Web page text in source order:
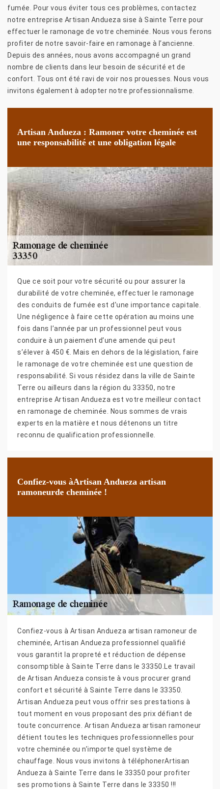
fumée. Pour vous éviter tous ces problèmes, contactez
notre entreprise Artisan Andueza sise à Sainte Terre pour
effectuer le ramonage de votre cheminée. Nous vous ferons
profiter de notre savoir-faire en ramonage à l’ancienne.
Depuis des années, nous avons accompagné un grand
nombre de clients dans leur besoin de sécurité et de
confort. Tous ont été ravi de voir nos prouesses. Nous vous
invitons également à adopter notre professionnalisme.
Artisan Andueza : Ramoner votre cheminée est
une responsabilité et une obligation légale
Que ce soit pour votre sécurité ou pour assurer la
durabilité de votre cheminée, effectuer le ramonage
des conduits de fumée est d’une importance capitale.
Une négligence à faire cette opération au moins une
fois dans l’année par un professionnel peut vous
conduire à un paiement d’une amende qui peut
s’élever à 450 €. Mais en dehors de la législation, faire
le ramonage de votre cheminée est une question de
responsabilité. Si vous résidez dans la ville de Sainte
Terre ou ailleurs dans la région du 33350, notre
entreprise Artisan Andueza est votre meilleur contact
en ramonage de cheminée. Nous sommes de vrais
experts en la matière et nous détenons un titre
reconnu de qualification professionnelle.
Confiez-vous àArtisan Andueza artisan
ramoneurde cheminée !
Confiez-vous à Artisan Andueza artisan ramoneur de
cheminée, Artisan Andueza professionnel qualifié
vous garantit la propreté et réduction de dépense
consomptible à Sainte Terre dans le 33350.Le travail
de Artisan Andueza consiste à vous procurer grand
confort et sécurité à Sainte Terre dans le 33350.
Artisan Andueza peut vous offrir ses prestations à
tout moment en vous proposant des prix défiant de
toute concurrence. Artisan Andueza artisan ramoneur
détient toutes les techniques professionnelles pour
votre cheminée ou n’importe quel système de
chauffage. Nous vous invitons à téléphonerArtisan
Andueza à Sainte Terre dans le 33350 pour profiter
ses promotions à Sainte Terre dans le 33350 !!!